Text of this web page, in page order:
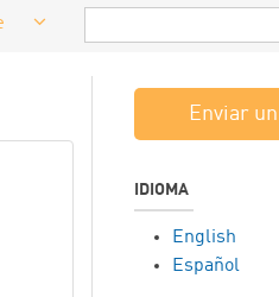
Enviar
IDIOMA
English
Español